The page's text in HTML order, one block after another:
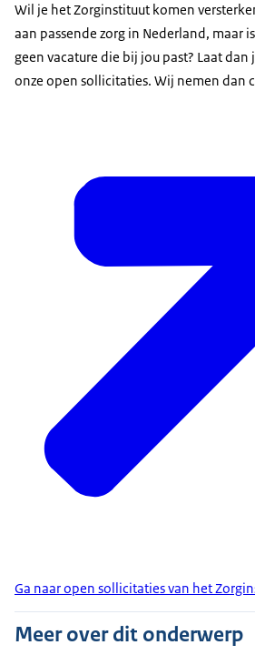
Wil je het Zorginstituut komen
aan passende zorg in Nederland, maar
geen vacature die bij jou past? Laat dan
onze open sollicitaties. Wij nemen dan
Ga naar open sollicitaties van het
Meer over dit onderwerp